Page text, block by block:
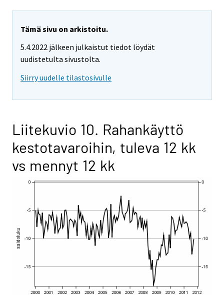
Tämä sivu on arkistoitu.
5.4.2022 jälkeen julkaistut tiedot löydät
uudistetulta sivustolta.
Siirry uudelle tilastosivulle
Liitekuvio 10. Rahankäyttö
kestotavaroihin, tuleva 12 kk
vs mennyt 12 kk